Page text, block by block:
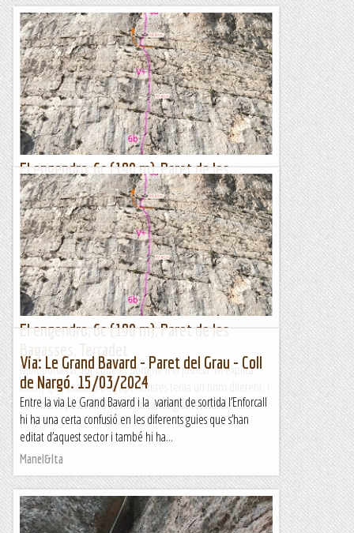
El engendro, 6c (190 m), Paret de les
Bagasses, Terradet
Molt bona via, tot i que el nom no li fa justícia. M'explica
Luichy que cadascú dels aperturistes tenia un nom diferent, i
com no es posaven d'acord, un sorteig va resoldre el...
Lo gall
El engendro, 6c (190 m), Paret de les
Molt bona via, tot i que el nom no li fa justícia. M'explica
Luichy que cadascú dels aperturistes tenia un nom diferent, i
com no es posaven d'acord, un sorteig va resoldre el...
Lo gall
Via: Le Grand Bavard - Paret del Grau - Coll
de Nargó. 15/03/2024
Entre la via Le Grand Bavard i la variant de sortida l’Enforcall
hi ha una certa confusió en les diferents guies que s’han
editat d’aquest sector i també hi ha...
Manel&Ita